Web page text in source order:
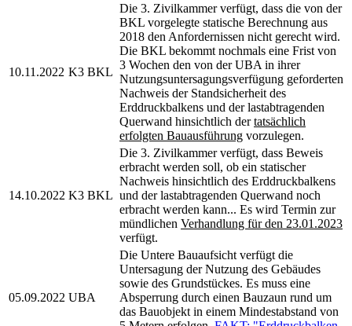
10.11.2022 K3 BKL
Die 3. Zivilkammer verfügt, dass die von der
BKL vorgelegte statische Berechnung aus
2018 den Anfordernissen nicht gerecht wird.
Die BKL bekommt nochmals eine Frist von
3 Wochen den von der UBA in ihrer
Nutzungsuntersagungsverfügung geforderten
Nachweis der Standsicherheit des
Erddruckbalkens und der lastabtragenden
Querwand hinsichtlich dertatsächlich
erfolgten Bauausführung vorzulegen.
14.10.2022 K3 BKL
Die 3. Zivilkammer verfügt, dass Beweis
erbracht werden soll, ob ein statischer
Nachweis hinsichtlich des Erddruckbalkens
und der lastabtragenden Querwand noch
erbracht werden kann... Es wird Termin zur
mündlichen Verhandlung für den 23.01.2023
verfügt.
05.09.2022 UBA
Die Untere Bauaufsicht verfügt die
Untersagung der Nutzung des Gebäudes
sowie des Grundstückes. Es muss eine
Absperrung durch einen Bauzaun rund um
das Bauobjekt in einem Mindestabstand von